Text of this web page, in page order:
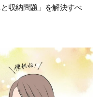
収納問題」を解決すべ